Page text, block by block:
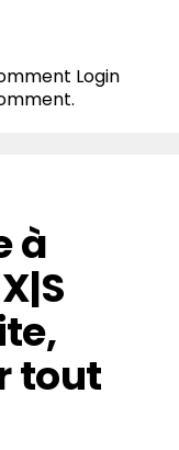
Login
à
tout